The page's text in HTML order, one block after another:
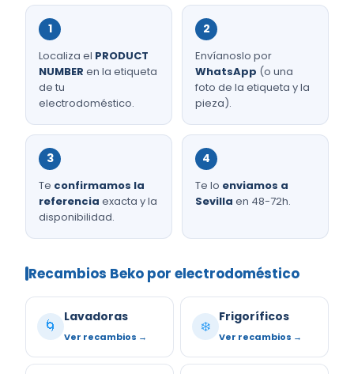
1
Localiza el PRODUCT
NUMBER en la etiqueta
de tu
electrodoméstico.
2
Envíanoslo por
WhatsApp (o una
foto de la etiqueta y la
pieza).
3
Te confirmamos la
referencia exacta y la
disponibilidad.
4
Te lo enviamos a
Sevilla en 48-72h.
Recambios Beko por electrodoméstico
🌀
Lavadoras
Ver recambios →
❄️
Frigoríficos
Ver recambios →